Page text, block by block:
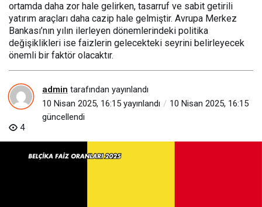
ortamda daha zor hale gelirken, tasarruf ve sabit getirili
yatırım araçları daha cazip hale gelmiştir. Avrupa Merkez
Bankası’nın yılın ilerleyen dönemlerindeki politika
değişiklikleri ise faizlerin gelecekteki seyrini belirleyecek
önemli bir faktör olacaktır.
admin tarafından yayınlandı
10 Nisan 2025, 16:15 yayınlandı
10 Nisan 2025, 16:15
güncellendi
4